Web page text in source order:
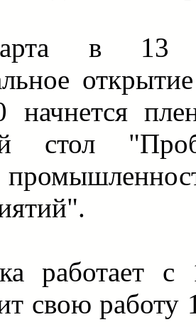
в 13
начнется
стол
работает
свою работу